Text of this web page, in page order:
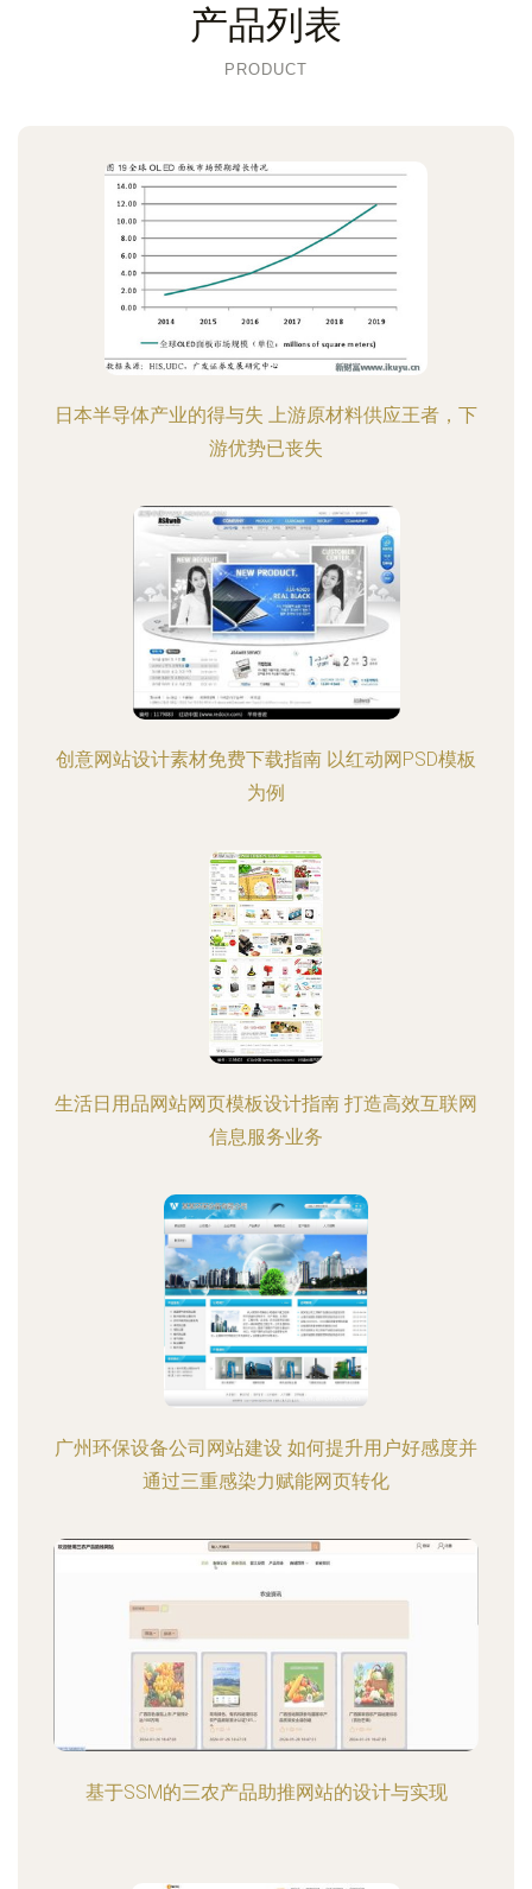
产品列表
PRODUCT
日本半导体产业的得与失 上游原材料供应王者，下
游优势已丧失
创意网站设计素材免费下载指南 以红动网PSD模板
为例
生活日用品网站网页模板设计指南 打造高效互联网
信息服务业务
广州环保设备公司网站建设 如何提升用户好感度并
通过三重感染力赋能网页转化
基于SSM的三农产品助推网站的设计与实现